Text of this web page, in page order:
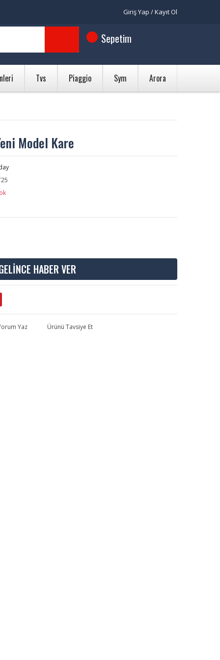
Giriş Yap / Kayıt Ol
Sepetim
Tvs Piaggio Sym Arora
Model Kare
HABER VER
Yaz Ürünü Tavsiye Et